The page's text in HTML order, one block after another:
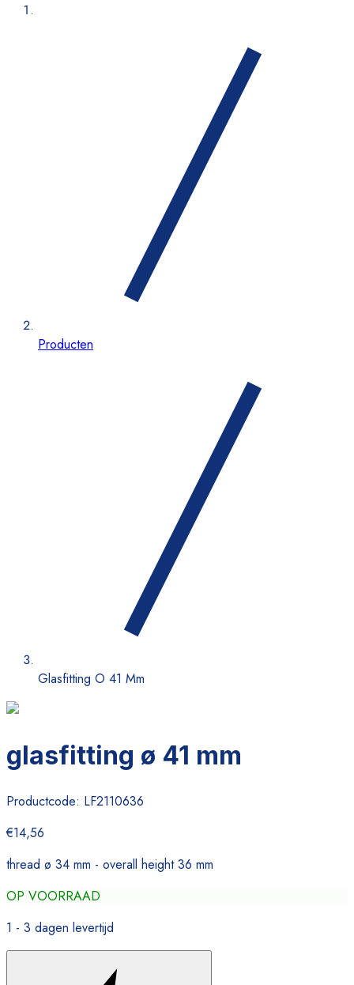
Producten
Glasfitting O 41 Mm
glasfitting ø 41 mm
Productcode: LF2110636
€14,56
thread ø 34 mm - overall height 36 mm
OP VOORRAAD
1 - 3 dagen levertijd